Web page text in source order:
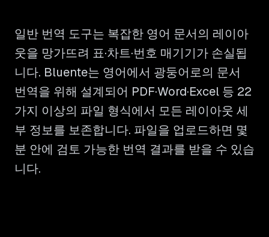
일반 번역 도구는 복잡한 영어 문서의 레이아
웃을 망가뜨려 표·차트·번호 매기기가 손실됩
니다. Bluente는 영어에서 광둥어로의 문서
번역을 위해 설계되어 PDF·Word·Excel 등 22
가지 이상의 파일 형식에서 모든 레이아웃 세
부 정보를 보존합니다. 파일을 업로드하면 몇
분 안에 검토 가능한 번역 결과를 받을 수 있습
니다.